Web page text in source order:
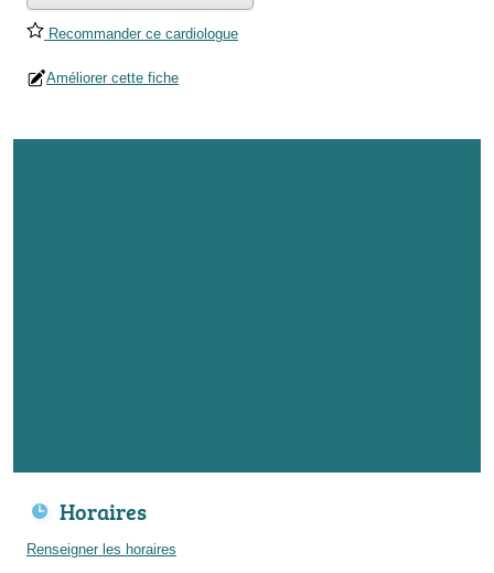
Recommander ce cardiologue
Améliorer cette fiche
Horaires
Renseigner les horaires